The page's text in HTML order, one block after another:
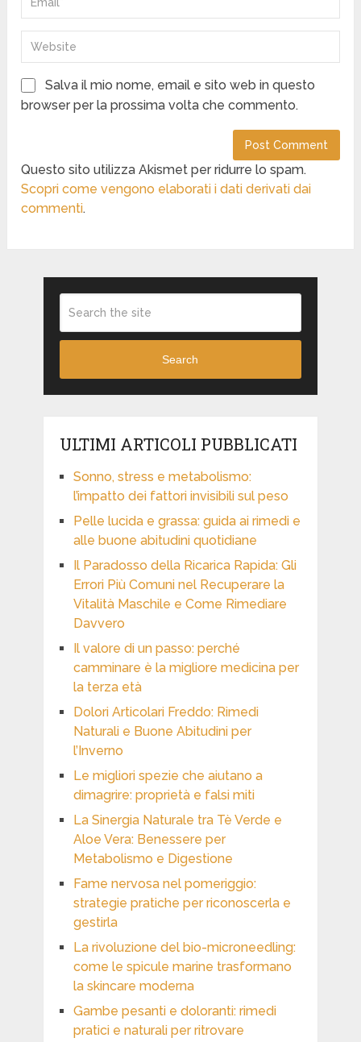
Salva il mio nome, email e sito web in questo
browser per la prossima volta che commento.
Questo sito utilizza Akismet per ridurre lo spam.
Scopri come vengono elaborati i dati derivati dai
commenti.
Search
ULTIMI ARTICOLI PUBBLICATI
Sonno, stress e metabolismo:
l’impatto dei fattori invisibili sul peso
Pelle lucida e grassa: guida ai rimedi e
alle buone abitudini quotidiane
Il Paradosso della Ricarica Rapida: Gli
Errori Più Comuni nel Recuperare la
Vitalità Maschile e Come Rimediare
Davvero
Il valore di un passo: perché
camminare è la migliore medicina per
la terza età
Dolori Articolari Freddo: Rimedi
Naturali e Buone Abitudini per
l’Inverno
Le migliori spezie che aiutano a
dimagrire: proprietà e falsi miti
La Sinergia Naturale tra Tè Verde e
Aloe Vera: Benessere per
Metabolismo e Digestione
Fame nervosa nel pomeriggio:
strategie pratiche per riconoscerla e
gestirla
La rivoluzione del bio-microneedling:
come le spicule marine trasformano
la skincare moderna
Gambe pesanti e doloranti: rimedi
pratici e naturali per ritrovare